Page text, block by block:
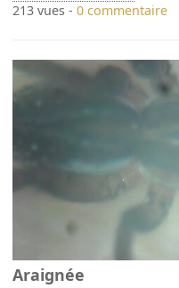
213 vues -0 commentaire
Araignée